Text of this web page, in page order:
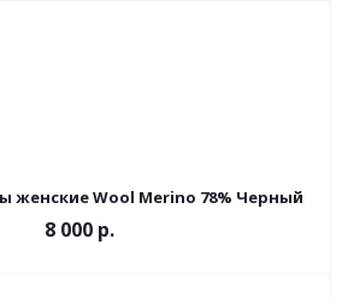
женские Wool Merino 78% Черный
8 000 р.